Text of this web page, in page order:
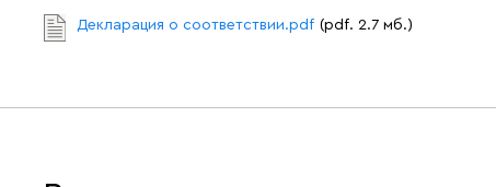
Декларация о соответствии.pdf (pdf. 2.7 мб.)